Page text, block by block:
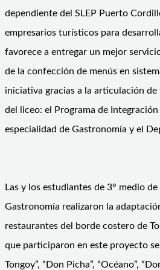
dependiente del SLEP Puerto
empresarios turísticos para
favorece a entregar un mejor
de la confección de menús en
iniciativa gracias a la articulación de
del liceo: el Programa de Integración
especialidad de Gastronomía y el
Las y los estudiantes de 3° medio
Gastronomía realizaron la
restaurantes del borde costero de
que participaron en este proyecto
Tongoy”, “Don Picha”, “Océano”,